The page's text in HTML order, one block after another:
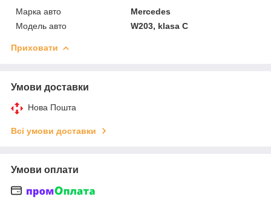
Марка авто
Mercedes
Модель авто
W203, klasa C
Приховати
Умови доставки
Нова Пошта
Всі умови доставки
Умови оплати